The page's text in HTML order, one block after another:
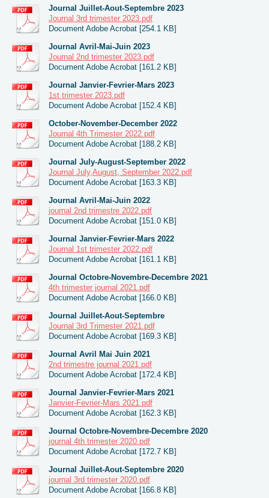
Journal Juillet-Aout-Septembre 2023
Journal 3rd trimester 2023.pdf
Document Adobe Acrobat [254.1 KB]
Journal Avril-Mai-Juin 2023
Journal 2nd trimester 2023.pdf
Document Adobe Acrobat [161.2 KB]
Journal Janvier-Fevrier-Mars 2023
1st trimester 2023.pdf
Document Adobe Acrobat [152.4 KB]
October-November-December 2022
Journal 4th Trimester 2022.pdf
Document Adobe Acrobat [188.2 KB]
Journal July-August-September 2022
Journal July,August, September 2022.pdf
Document Adobe Acrobat [163.3 KB]
Journal Avril-Mai-Juin 2022
journal 2nd trimestre 2022.pdf
Document Adobe Acrobat [151.0 KB]
Journal Janvier-Fevrier-Mars 2022
Journal 1st trimester 2022.pdf
Document Adobe Acrobat [161.1 KB]
Journal Octobre-Novembre-Decembre 2021
4th trimester journal 2021.pdf
Document Adobe Acrobat [166.0 KB]
Journal Juillet-Aout-Septembre
Journal 3rd Trimester 2021.pdf
Document Adobe Acrobat [169.3 KB]
Journal Avril Mai Juin 2021
2nd trimestre journal 2021.pdf
Document Adobe Acrobat [172.4 KB]
Journal Janvier-Fevrier-Mars 2021
Janvier-Fevrier-Mars 2021.pdf
Document Adobe Acrobat [162.3 KB]
Journal Octobre-Novembre-Decembre 2020
journal 4th trimester 2020.pdf
Document Adobe Acrobat [172.7 KB]
Journal Juillet-Aout-Septembre 2020
journal 3rd trimester 2020.pdf
Document Adobe Acrobat [166.8 KB]